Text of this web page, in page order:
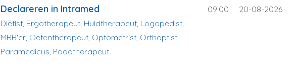
Declareren in Intramed
Diëtist, Ergotherapeut, Huidtherapeut, Logopedist,
MBB'er, Oefentherapeut, Optometrist, Orthoptist,
Paramedicus, Podotherapeut
09:00 20-08-2026